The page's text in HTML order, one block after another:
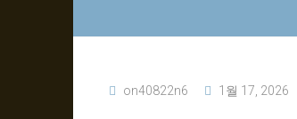
이on40822n6 1월 17, 2026